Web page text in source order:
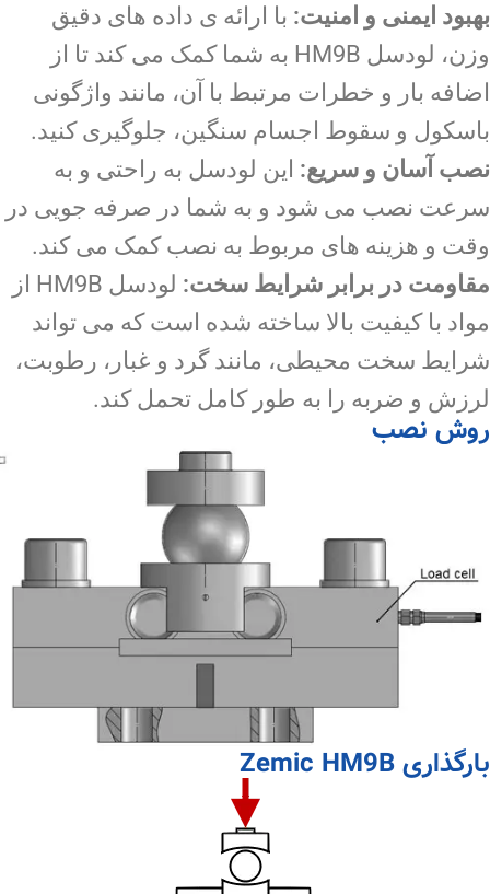
بهبود ایمنی و امنیت: با ارائه ی داده های دقیق
وزن، لودسل HM9B به شما کمک می کند تا از
اضافه بار و خطرات مرتبط با آن، مانند واژگونی
باسکول و سقوط اجسام سنگین، جلوگیری کنید.
نصب آسان و سریع: این لودسل به راحتی و به
سرعت نصب می شود و به شما در صرفه جویی در
وقت و هزینه های مربوط به نصب کمک می کند.
مقاومت در برابر شرایط سخت:
لودسل HM9B از
مواد با کیفیت بالا ساخته شده است که می تواند
شرایط سخت محیطی، مانند گرد و غبار، رطوبت،
لرزش و ضربه را به طور کامل تحمل کند.
روش نصب
بارگذاری Zemic HM9B